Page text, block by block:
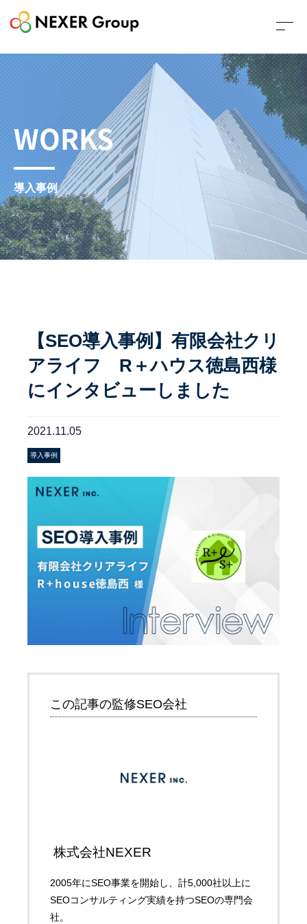
WORKS
導入事例
【SEO導入事例】有限会社クリ
アライフ R＋ハウス徳島西様
にインタビューしました
2021.11.05
導入事例
この記事の監修SEO会社
株式会社NEXER
2005年にSEO事業を開始し、計5,000社以上に
SEOコンサルティング実績を持つSEOの専門会
社。